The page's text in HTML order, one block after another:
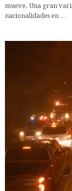
mueve. Una gran
nacionalidades en …